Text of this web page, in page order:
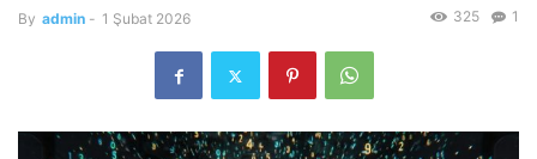
By admin - 1 Şubat 2026 1
325